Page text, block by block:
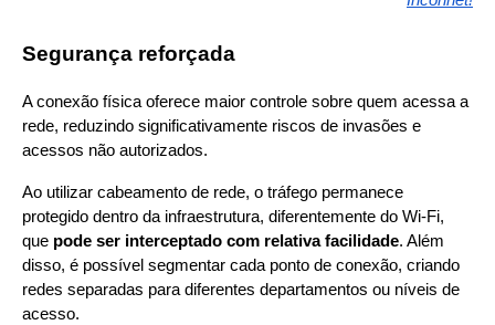
Segurança reforçada
A conexão física oferece maior controle sobre quem acessa a
rede, reduzindo significativamente riscos de invasões e
acessos não autorizados.
Ao utilizar cabeamento de rede, o tráfego permanece
protegido dentro da infraestrutura, diferentemente do Wi-Fi,
que pode ser interceptado com relativa facilidade. Além
disso, é possível segmentar cada ponto de conexão, criando
redes separadas para diferentes departamentos ou níveis de
acesso.